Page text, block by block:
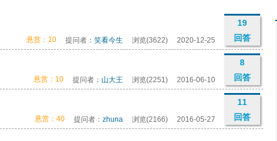
19
回答
2020-12-25
浏览(3622)
提问者： 笑看今生
悬赏：10
8
回答
2016-06-10
浏览(2251)
提问者： 山大王
悬赏：10
11
回答
2016-05-27
浏览(2166)
提问者： zhuna
悬赏：40